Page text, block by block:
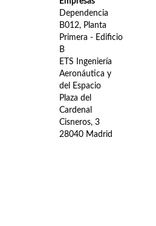
Dependencia
B012, Planta
Primera - Edificio
B
ETS Ingeniería
Aeronáutica y
del Espacio
Plaza del
Cardenal
Cisneros, 3
28040 Madrid